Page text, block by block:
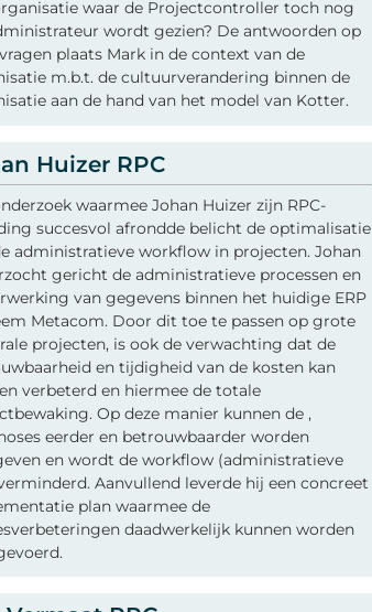
waar de Projectcontroller toch nog
wordt gezien? De antwoorden op
plaats Mark in de context van de
m.b.t. de cultuurverandering binnen de
aan de hand van het model van Kotter.
Huizer RPC
waarmee Johan Huizer zijn RPC-
succesvol afrondde belicht de optimalisatie
administratieve workflow in projecten. Johan
gericht de administratieve processen en
van gegevens binnen het huidige ERP
Metacom. Door dit toe te passen op grote
projecten, is ook de verwachting dat de
en tijdigheid van de kosten kan
verbeterd en hiermee de totale
Op deze manier kunnen de ,
eerder en betrouwbaarder worden
en wordt de workflow (administratieve
Aanvullend leverde hij een concreet
plan waarmee de
daadwerkelijk kunnen worden